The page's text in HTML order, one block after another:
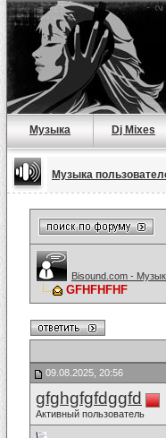
Музыка Dj Mixes
Музыка
Bisound.com -
GFHFHFHF
09.08.2025, 20:56
gfghgfgfdggfd
Активный пользователь